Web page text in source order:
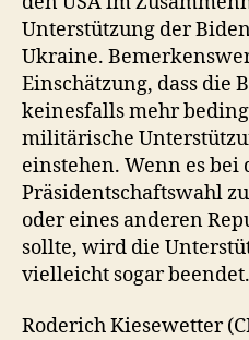
Unterstützung der
Ukraine.
Einschätzung, dass die
keinesfalls mehr
militärische
einstehen. Wenn es
Präsidentschaftswahl
oder eines anderen
sollte, wird die
vielleicht sogar beendet.
Roderich Kiesewetter